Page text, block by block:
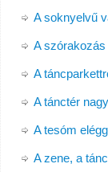
A soknyelvű
A szórakozás
A
A tánctér
A tesóm
A zene, a